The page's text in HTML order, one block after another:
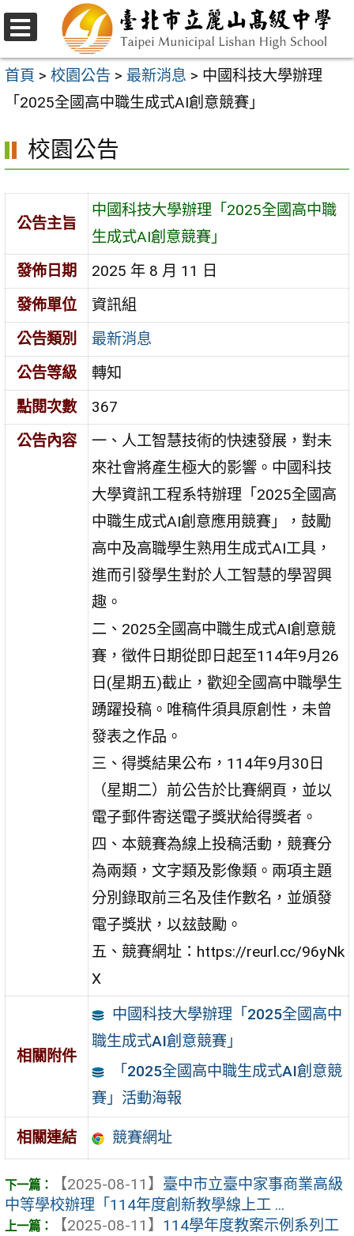
跳
至
主
容
區
選
單
首頁 > 校園公告 > 最新消息 > 中國科技大學辦理
「2025全國高中職生成式AI創意競賽」
校園公告
公告主旨
中國科技大學辦理「2025全國高中職
生成式AI創意競賽」
發佈日期
2025 年 8 月 11 日
發佈單位
資訊組
公告類別
最新消息
公告等級
轉知
點閱次數
367
公告內容
一、人工智慧技術的快速發展，對未
來社會將產生極大的影響。中國科技
大學資訊工程系特辦理「2025全國高
中職生成式AI創意應用競賽」，鼓勵
高中及高職學生熟用生成式AI工具，
進而引發學生對於人工智慧的學習興
趣。
二、2025全國高中職生成式AI創意競
賽，徵件日期從即日起至114年9月26
日(星期五)截止，歡迎全國高中職學生
踴躍投稿。唯稿件須具原創性，未曾
發表之作品。
三、得獎結果公布，114年9月30日
（星期二）前公告於比賽網頁，並以
電子郵件寄送電子獎狀給得獎者。
四、本競賽為線上投稿活動，競賽分
為兩類，文字類及影像類。兩項主題
分別錄取前三名及佳作數名，並頒發
電子獎狀，以玆鼓勵。
五、競賽網址：https://reurl.cc/96yNk
X
相關附件
中國科技大學辦理「2025全國高中
職生成式AI創意競賽」
「2025全國高中職生成式AI創意競
賽」活動海報
相關連結 競賽網址
【2025-08-11】 臺中市立臺中家事商業高級
中等學校辦理「114年度創新教學線上工 ...
【2025-08-11】 114學年度教案示例系列工